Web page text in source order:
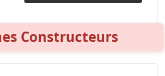
Constructeurs